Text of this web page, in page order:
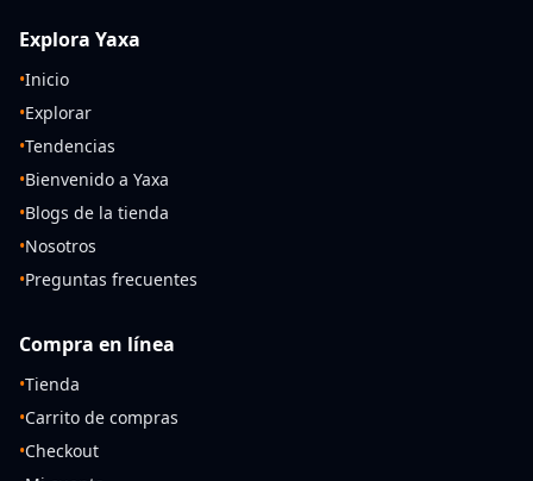
Explora Yaxa
•Inicio
•Explorar
•Tendencias
•Bienvenido a Yaxa
•Blogs de la tienda
•Nosotros
•Preguntas frecuentes
Compra en línea
•Tienda
•Carrito de compras
•Checkout